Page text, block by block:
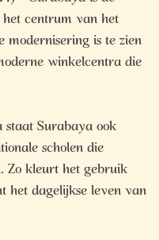
centrum van het
is te zien
winkelcentra die
Surabaya ook
scholen die
Zo kleurt het gebruik
het dagelijkse leven van